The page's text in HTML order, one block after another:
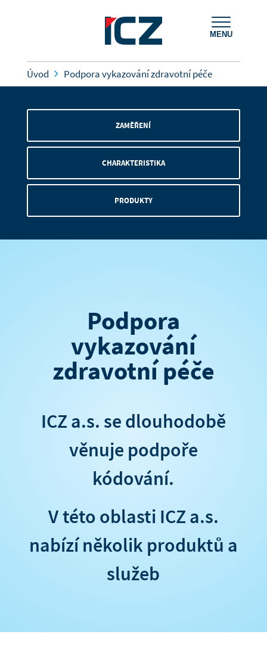
MENU
Úvod Podpora vykazování zdravotní péče
ZAMĚŘENÍ
CHARAKTERISTIKA
PRODUKTY
Podpora
vykazování
zdravotní péče
ICZ a.s. se dlouhodobě
věnuje podpoře
kódování.
V této oblasti ICZ a.s.
nabízí několik produktů a
služeb